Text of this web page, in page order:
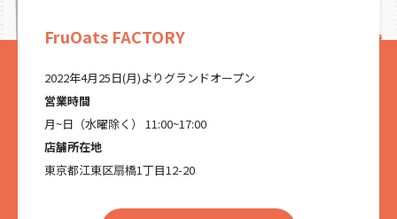
FruOats FACTORY
2022年4月25日(月)よりグランドオープン
営業時間
月~日（水曜除く） 11:00~17:00
店舗所在地
東京都江東区扇橋1丁目12-20